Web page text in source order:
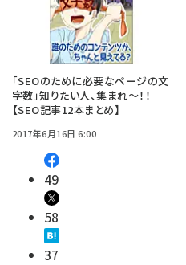
「SEOのために必要なページの文
字数」知りたい人、集まれ～！！
【SEO記事12本まとめ】
2017年6月16日 6:00
49
58
37